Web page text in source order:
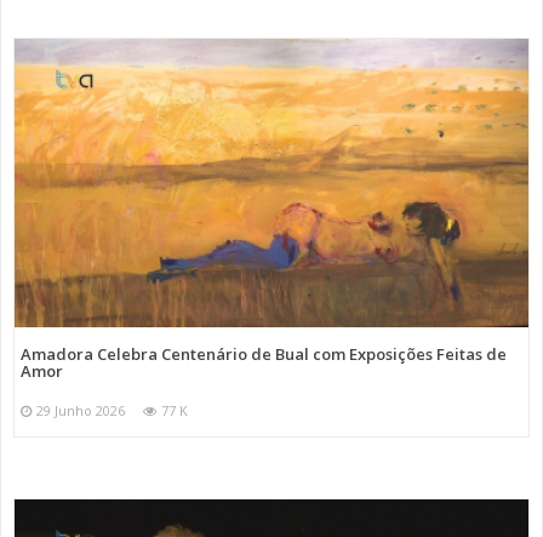
Amadora Celebra Centenário de Bual com Exposições Feitas de
Amor
29 Junho 2026 77 K